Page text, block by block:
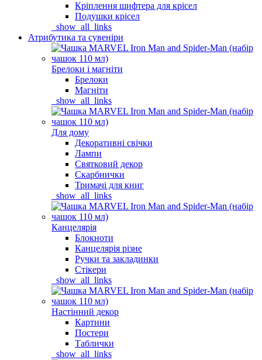
Кріплення шифтера для крісел
Подушки крісел
_show_all_links
Атрибутика та сувеніри
Брелоки і магніти
Брелоки
Магніти
_show_all_links
Для дому
Декоративні свічки
Лампи
Святковий декор
Скарбнички
Тримачі для книг
_show_all_links
Канцелярія
Блокноти
Канцелярія різне
Ручки та закладинки
Стікери
_show_all_links
Настінний декор
Картини
Постери
Таблички
_show_all_links